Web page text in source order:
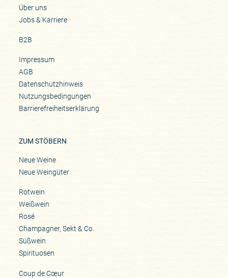
Über uns
Jobs & Karriere
B2B
Impressum
AGB
Datenschutzhinweis
Nutzungsbedingungen
Barrierefreiheitserklärung
ZUM STÖBERN
Neue Weine
Neue Weingüter
Rotwein
Weißwein
Rosé
Champagner, Sekt & Co.
Süßwein
Spirituosen
Coup de Cœur